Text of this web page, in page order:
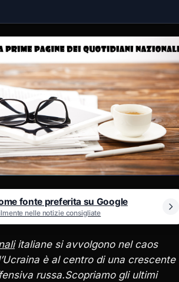
fonte preferita su Google
nelle notizie consigliate
italiane si avvolgono nel caos
è al centro di una crescente
russa.Scopriamo gli ultimi